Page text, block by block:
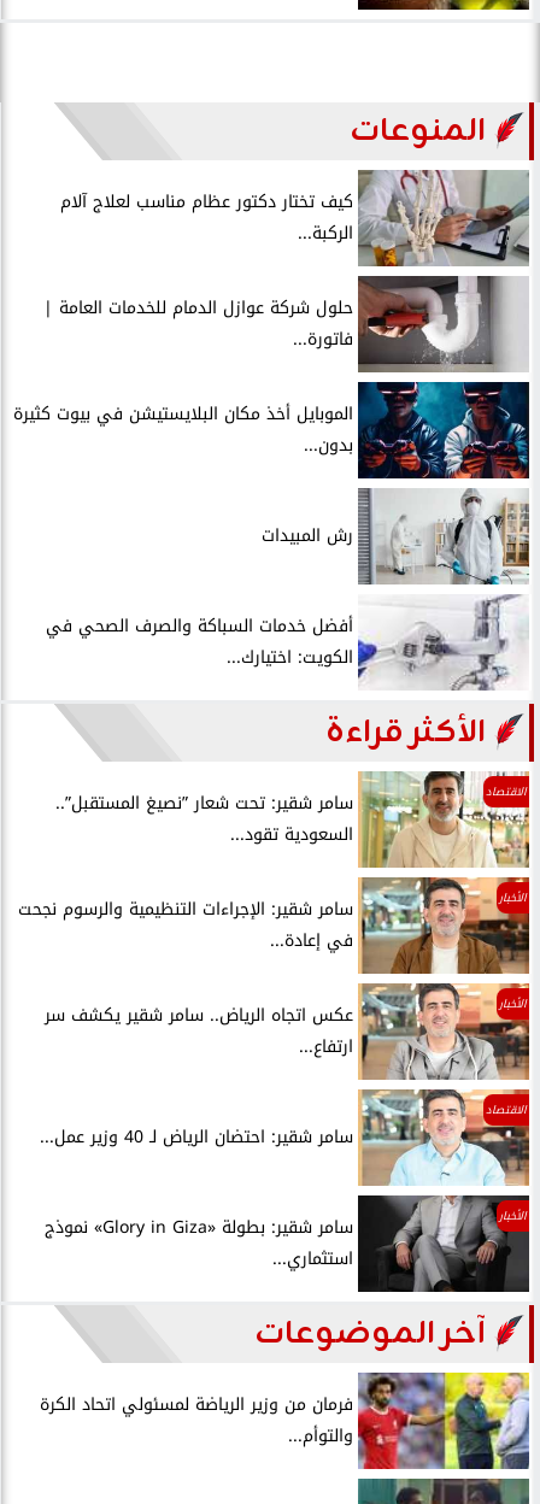
المنوعات
كيف تختار دكتور عظام مناسب لعلاج آلام
الركبة...
حلول شركة عوازل الدمام للخدمات العامة |
فاتورة...
الموبايل أخذ مكان البلايستيشن في بيوت كثيرة
بدون...
رش المبيدات
أفضل خدمات السباكة والصرف الصحي في
الكويت: اختيارك...
الأكثر قراءة
الاقتصاد
سامر شقير: تحت شعار ”نصيغ المستقبل”..
السعودية تقود...
الأخبار
سامر شقير: الإجراءات التنظيمية والرسوم نجحت
في إعادة...
الأخبار
عكس اتجاه الرياض.. سامر شقير يكشف سر
ارتفاع...
الاقتصاد
سامر شقير: احتضان الرياض لـ 40 وزير عمل...
الأخبار
سامر شقير: بطولة «Glory in Giza» نموذج
استثماري...
آخر الموضوعات
فرمان من وزير الرياضة لمسئولي اتحاد الكرة
والتوأم...